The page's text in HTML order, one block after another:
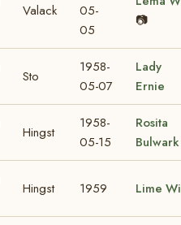
Valack
05-
05
📷
Sto
1958-
05-07
Lady
Ernie
Hingst
1958-
05-15
Rosita
Bulwark
Hingst 1959 Lime